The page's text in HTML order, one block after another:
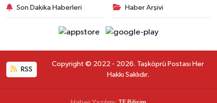
Son Dakika Haberleri Haber Arşivi
RSS
Copyright © 2022 - 2026. Taşköprü Postası Her
Hakkı Saklıdır.